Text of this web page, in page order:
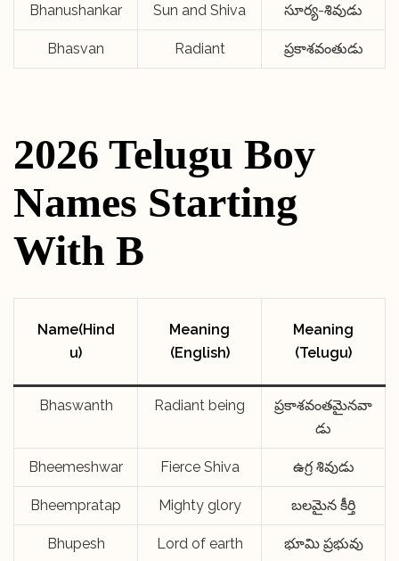
Bhanushankar Sun and Shiva సూర్య-శివుడు
Bhasvan Radiant ప్రకాశవంతుడు
2026 Telugu Boy
Names Starting
With B
Name(Hind
u)
Meaning
(English)
Meaning
(Telugu)
Bhaswanth Radiant being
ప్రకాశవంతమైనవా
డు
Bheemeshwar Fierce Shiva ఉగ్ర శివుడు
Bheempratap Mighty glory బలమైన కీర్తి
Bhupesh Lord of earth భూమి ప్రభువు